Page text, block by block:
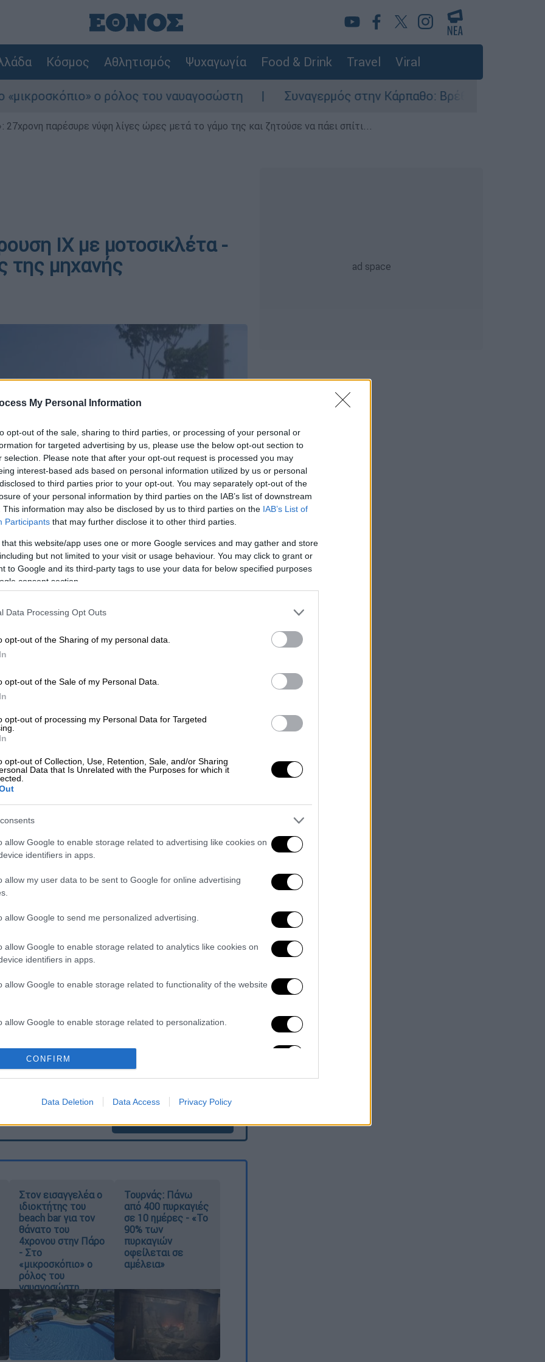
My Personal Information
opt-out of the sale, sharing to third parties, or processing of your personal or
for targeted advertising by us, please use the below opt-out section to
selection. Please note that after your opt-out request is processed you may
interest-based ads based on personal information utilized by us or personal
to third parties prior to your opt-out. You may separately opt-out of the
of your personal information by third parties on the IAB’s list of downstream
This information may also be disclosed by us to third parties on the IAB’s List of
Participants that may further disclose it to other third parties.
that this website/app uses one or more Google services and may gather and store
but not limited to your visit or usage behaviour. You may click to grant or
to Google and its third-party tags to use your data for below specified purposes
consent section.
Data Processing Opt Outs
opt-out of the Sharing of my personal data.
opt-out of the Sale of my Personal Data.
opt-out of processing my Personal Data for Targeted
opt-out of Collection, Use, Retention, Sale, and/or Sharing
Data that Is Unrelated with the Purposes for which it
allow Google to enable storage related to advertising like cookies on
identifiers in apps.
allow my user data to be sent to Google for online advertising
allow Google to send me personalized advertising.
allow Google to enable storage related to analytics like cookies on
identifiers in apps.
allow Google to enable storage related to functionality of the website
allow Google to enable storage related to personalization.
allow Google to enable storage related to security, including
functionality and fraud prevention, and other user protection.
CONFIRM
Data Deletion Data Access Privacy Policy
Κόσμος Αθλητισμός Ψυχαγωγία Food & Drink Travel Viral
ο ρόλος του ναυαγοσώστη Συναγερμός στην Κάρπαθο: Βρέθηκαν παλιά
παρέσυρε νύφη λίγες ώρες μετά το γάμο της και ζητούσε να πάει σπίτι...
ΙΧ με μοτοσικλέτα -
της μηχανής
το ΕΘΝΟΣ στη Google
το μεσημέρι της
– Πατρών, στην
– Φωτογραφία ντοκουμέντο
συγκρούστηκε με μία
οδηγός του δικύκλου.
και διερευνά τα αίτια που
ΕΘΝΟΣ θα παρεμβαίνει και τα προσβλητικά σχόλια θα
Στον εισαγγελέα ο
ιδιοκτήτης του
beach bar για τον
θάνατο του
4χρονου στην Πάρο
- Στο
«μικροσκόπιο» ο
ρόλος του
ναυαγοσώστη
Τουρνάς: Πάνω
από 400 πυρκαγιές
σε 10 ημέρες - «Το
90% των
πυρκαγιών
οφείλεται σε
αμέλεια»